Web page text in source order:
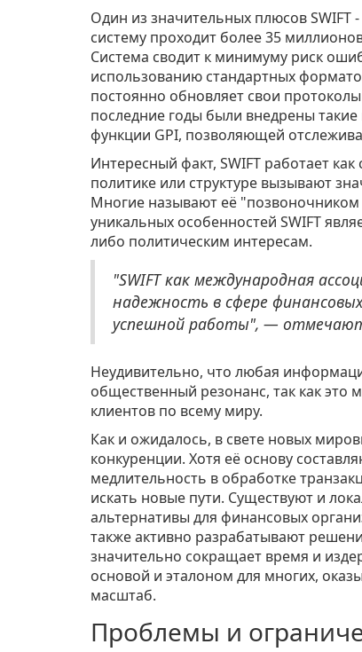
Один из значительных плюсов SWIFT
систему проходит более 35
Система сводит к минимуму риск
использованию стандартных
постоянно обновляет свои
последние годы были внедрены
функции GPI, позволяющей
Интересный факт, SWIFT работает
политике или структуре вызывают
Многие называют её
уникальных особенностей SWIFT
либо политическим интересам.
"SWIFT как международная
надежность в сфере
успешной работы", —
Неудивительно, что любая
общественный резонанс, так как
клиентов по всему миру.
Как и ожидалось, в свете новых
конкуренции. Хотя её основу
медлительность в обработке
искать новые пути. Существуют и
альтернативы для финансовых
также активно разрабатывают
значительно сокращает время и
основой и эталоном для многих,
масштаб.
Проблемы и